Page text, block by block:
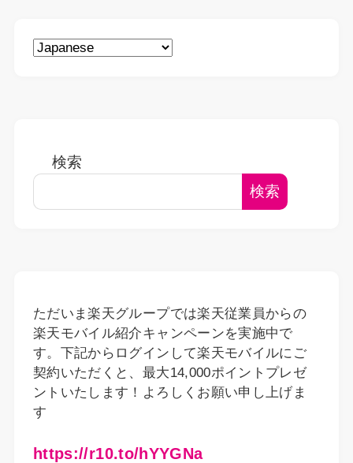
検索
検索
ただいま楽天グループでは楽天従業員からの
楽天モバイル紹介キャンペーンを実施中で
す。下記からログインして楽天モバイルにご
契約いただくと、最大14,000ポイントプレゼ
ントいたします！よろしくお願い申し上げま
す
https://r10.to/hYYGNa